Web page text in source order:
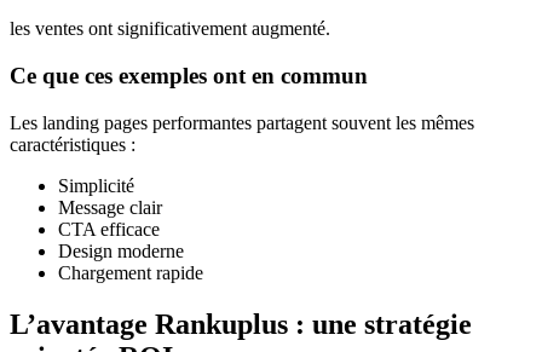
les ventes ont significativement augmenté.
Ce que ces exemples ont en commun
Les landing pages performantes partagent souvent les mêmes
caractéristiques :
Simplicité
Message clair
CTA efficace
Design moderne
Chargement rapide
L’avantage Rankuplus : une stratégie